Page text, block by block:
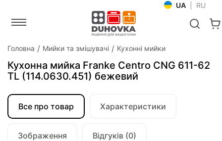
UA RU
Головна Мийки та змішувачі Кухонні мийки
Кухонна мийка Franke Centro CNG 611-62
TL (114.0630.451) бежевий
Все про товар Характеристики
Зображення Відгуків (0)